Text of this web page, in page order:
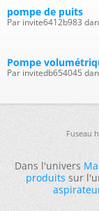
pompe de puits
Par invite6412b983
Pompe
Par invitedb654045
Fuseau
Dans l'univers
produitssur